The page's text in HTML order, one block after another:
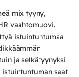
mix tyyny,
vaahtomuovi.
istuintuntumaa
ja selkätyynyksi
istuintuntuman saat